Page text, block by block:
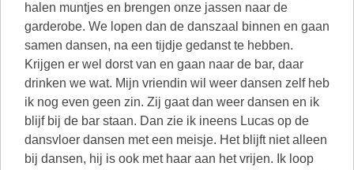
halen muntjes en brengen onze jassen naar de
garderobe. We lopen dan de danszaal binnen en gaan
samen dansen, na een tijdje gedanst te hebben.
Krijgen er wel dorst van en gaan naar de bar, daar
drinken we wat. Mijn vriendin wil weer dansen zelf heb
ik nog even geen zin. Zij gaat dan weer dansen en ik
blijf bij de bar staan. Dan zie ik ineens Lucas op de
dansvloer dansen met een meisje. Het blijft niet alleen
bij dansen, hij is ook met haar aan het vrijen. Ik loop